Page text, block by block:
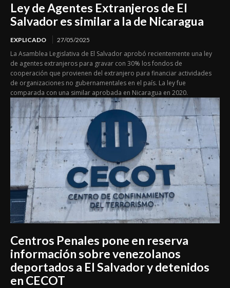
Ley de Agentes Extranjeros de El
Salvador es similar a la de Nicaragua
EXPLICADO 27/05/2025
La Asamblea Legislativa de El Salvador aprobó recientemente una ley
de agentes extranjeros para gravar con 30% los fondos de
cooperación que provienen del extranjero para financiar actividades
de organizaciones no gubernamentales en el país. La ley fue
comparada con una similar aprobada en Nicaragua en 2020.
Centros Penales pone en reserva
información sobre venezolanos
deportados a El Salvador y detenidos
en CECOT